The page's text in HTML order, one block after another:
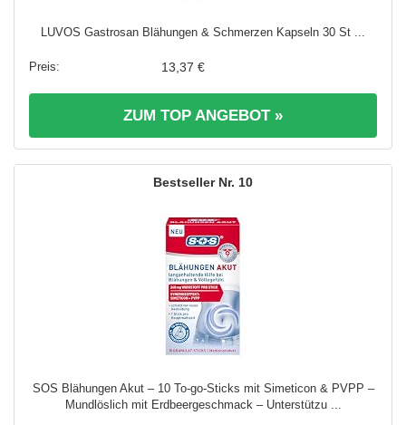
LUVOS Gastrosan Blähungen & Schmerzen Kapseln 30 St ...
13,37 €
ZUM TOP ANGEBOT »
10
SOS Blähungen Akut – 10 To-go-Sticks mit Simeticon & PVPP –
Mundlöslich mit Erdbeergeschmack – Unterstützu ...